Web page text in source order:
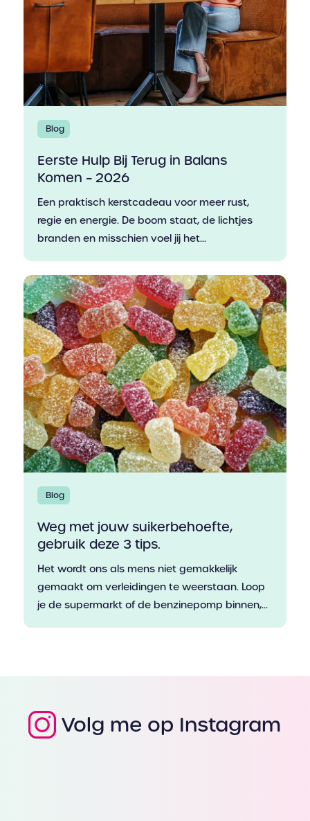
Blog
Eerste Hulp Bij Terug in Balans
Komen – 2026
Een praktisch kerstcadeau voor meer rust,
regie en energie. De boom staat, de lichtjes
branden en misschien voel jij het...
Blog
Weg met jouw suikerbehoefte,
gebruik deze 3 tips.
Het wordt ons als mens niet gemakkelijk
gemaakt om verleidingen te weerstaan. Loop
je de supermarkt of de benzinepomp binnen,...
Volg me op Instagram